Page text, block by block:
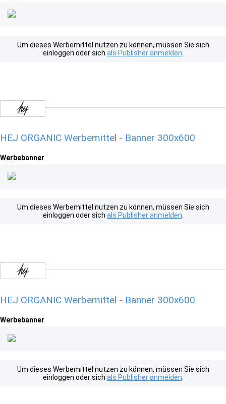
Um dieses Werbemittel nutzen zu können, müssen Sie sich
einloggen oder sich als Publisher anmelden
HEJ ORGANIC Werbemittel - Banner 300x600
Werbebanner
Um dieses Werbemittel nutzen zu können, müssen Sie sich
einloggen oder sich als Publisher anmelden
HEJ ORGANIC Werbemittel - Banner 300x600
Werbebanner
Um dieses Werbemittel nutzen zu können, müssen Sie sich
einloggen oder sich als Publisher anmelden